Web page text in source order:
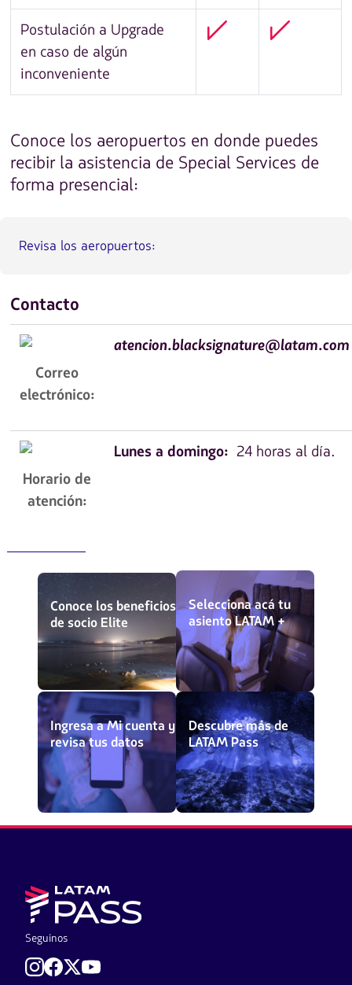
Postulación a Upgrade
en caso de algún
inconveniente
Conoce los aeropuertos en donde puedes
recibir la asistencia de Special Services de
forma presencial:
Revisa los aeropuertos:
Contacto
Correo
electrónico:
atencion.blacksignature@latam.com
Horario de
atención:
Lunes a domingo: 24 horas al día.
Conoce los beneficios
de socio Elite
Selecciona acá tu
asiento LATAM +
Ingresa a Mi cuenta y
revisa tus datos
Descubre más de
LATAM Pass
Seguinos